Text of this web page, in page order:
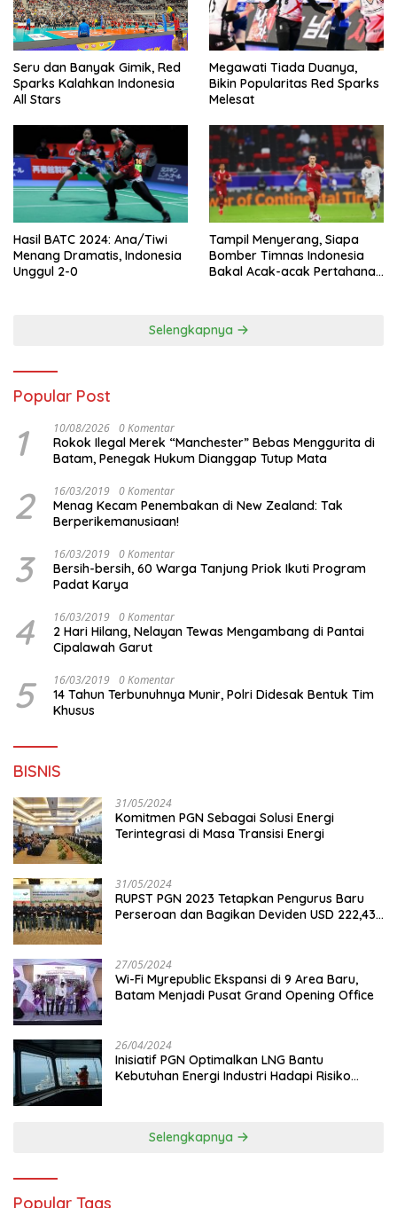
Seru dan Banyak Gimik, Red
Sparks Kalahkan Indonesia
All Stars
Megawati Tiada Duanya,
Bikin Popularitas Red Sparks
Melesat
Hasil BATC 2024: Ana/Tiwi
Menang Dramatis, Indonesia
Unggul 2-0
Tampil Menyerang, Siapa
Bomber Timnas Indonesia
Bakal Acak-acak Pertahanan
Selengkapnya
Popular Post
1 10/08/2026 0 Komentar
Rokok Ilegal Merek “Manchester” Bebas Menggurita di
Batam, Penegak Hukum Dianggap Tutup Mata
2 16/03/2019 0 Komentar
Menag Kecam Penembakan di New Zealand: Tak
Berperikemanusiaan!
3 16/03/2019 0 Komentar
Bersih-bersih, 60 Warga Tanjung Priok Ikuti Program
Padat Karya
4 16/03/2019 0 Komentar
2 Hari Hilang, Nelayan Tewas Mengambang di Pantai
Cipalawah Garut
5 16/03/2019 0 Komentar
14 Tahun Terbunuhnya Munir, Polri Didesak Bentuk Tim
Khusus
BISNIS
31/05/2024
Komitmen PGN Sebagai Solusi Energi
Terintegrasi di Masa Transisi Energi
31/05/2024
RUPST PGN 2023 Tetapkan Pengurus Baru
Perseroan dan Bagikan Deviden USD 222,43
27/05/2024
Wi-Fi Myrepublic Ekspansi di 9 Area Baru,
Batam Menjadi Pusat Grand Opening Office
26/04/2024
Inisiatif PGN Optimalkan LNG Bantu
Kebutuhan Energi Industri Hadapi Risiko
Selengkapnya
Popular Tags